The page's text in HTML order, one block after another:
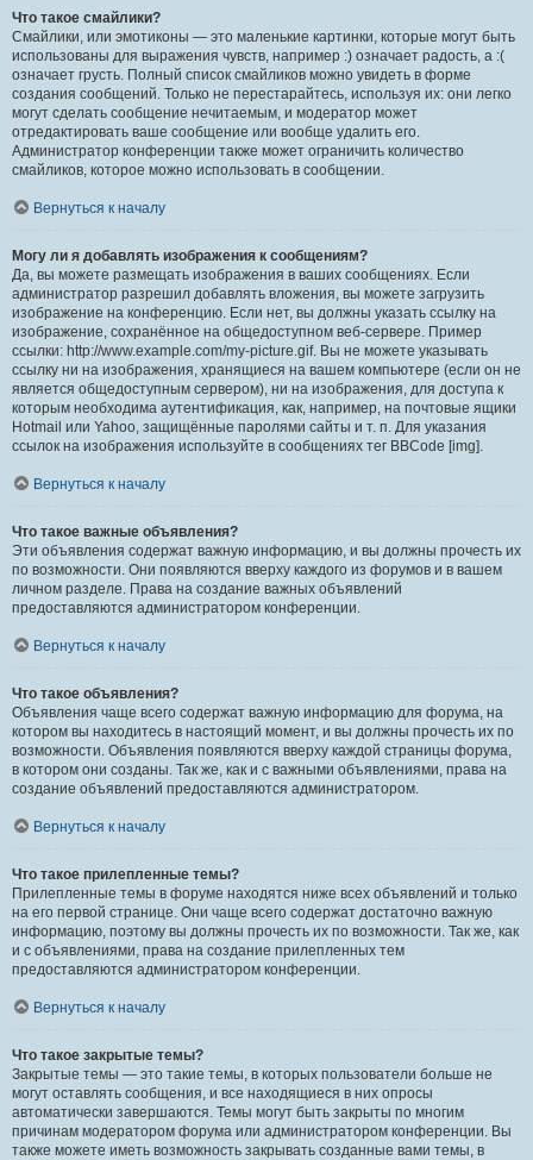
Что такое смайлики?
Смайлики, или эмотиконы — это маленькие картинки, которые могут быть
использованы для выражения чувств, например :) означает радость, а :(
означает грусть. Полный список смайликов можно увидеть в форме
создания сообщений. Только не перестарайтесь, используя их: они легко
могут сделать сообщение нечитаемым, и модератор может
отредактировать ваше сообщение или вообще удалить его.
Администратор конференции также может ограничить количество
смайликов, которое можно использовать в сообщении.
Вернуться к началу
Могу ли я добавлять изображения к сообщениям?
Да, вы можете размещать изображения в ваших сообщениях. Если
администратор разрешил добавлять вложения, вы можете загрузить
изображение на конференцию. Если нет, вы должны указать ссылку на
изображение, сохранённое на общедоступном веб-сервере. Пример
ссылки: http://www.example.com/my-picture.gif. Вы не можете указывать
ссылку ни на изображения, хранящиеся на вашем компьютере (если он не
является общедоступным сервером), ни на изображения, для доступа к
которым необходима аутентификация, как, например, на почтовые ящики
Hotmail или Yahoo, защищённые паролями сайты и т. п. Для указания
ссылок на изображения используйте в сообщениях тег BBCode [img].
Вернуться к началу
Что такое важные объявления?
Эти объявления содержат важную информацию, и вы должны прочесть их
по возможности. Они появляются вверху каждого из форумов и в вашем
личном разделе. Права на создание важных объявлений
предоставляются администратором конференции.
Вернуться к началу
Что такое объявления?
Объявления чаще всего содержат важную информацию для форума, на
котором вы находитесь в настоящий момент, и вы должны прочесть их по
возможности. Объявления появляются вверху каждой страницы форума,
в котором они созданы. Так же, как и с важными объявлениями, права на
создание объявлений предоставляются администратором.
Вернуться к началу
Что такое прилепленные темы?
Прилепленные темы в форуме находятся ниже всех объявлений и только
на его первой странице. Они чаще всего содержат достаточно важную
информацию, поэтому вы должны прочесть их по возможности. Так же, как
и с объявлениями, права на создание прилепленных тем
предоставляются администратором конференции.
Вернуться к началу
Что такое закрытые темы?
Закрытые темы — это такие темы, в которых пользователи больше не
могут оставлять сообщения, и все находящиеся в них опросы
автоматически завершаются. Темы могут быть закрыты по многим
причинам модератором форума или администратором конференции. Вы
также можете иметь возможность закрывать созданные вами темы, в